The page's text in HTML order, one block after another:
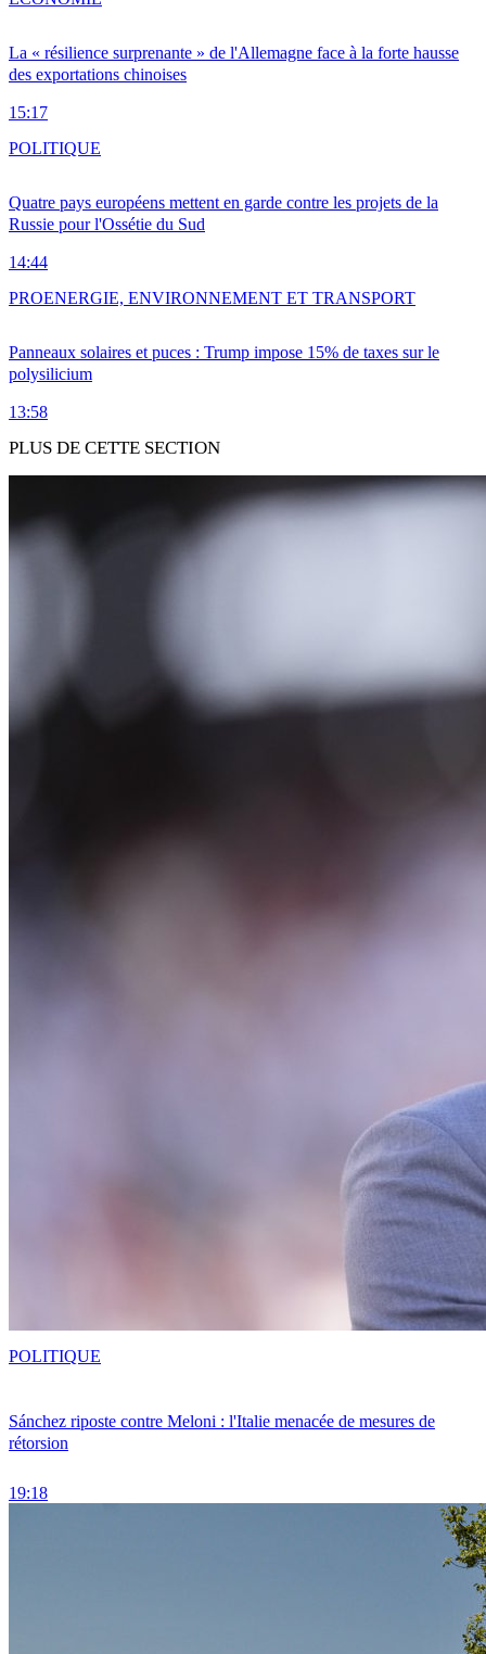
La « résilience surprenante » de l'Allemagne face à la forte hausse
des exportations chinoises
15:17
Quatre pays européens mettent en garde contre les projets de la
Russie pour l'Ossétie du Sud
14:44
POLITIQUE
Panneaux solaires et puces : Trump impose 15% de taxes sur le
polysilicium
13:58
PROENERGIE, ENVIRONNEMENT ET TRANSPORT
PLUS DE CETTE SECTION
Sánchez riposte contre Meloni : l'Italie menacée de mesures de
rétorsion
19:18
POLITIQUE